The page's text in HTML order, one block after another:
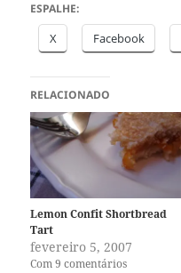
ESPALHE:
X Facebook
RELACIONADO
Lemon Confit Shortbread
Tart
fevereiro 5, 2007
Com 9 comentários